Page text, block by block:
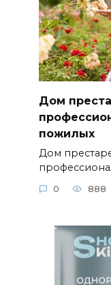
Дом
пожилых
Дом
0 888